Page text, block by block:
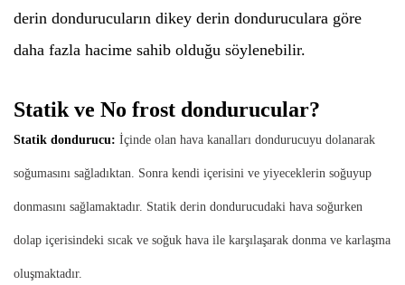
derin dondurucuların dikey derin donduruculara göre
daha fazla hacime sahib olduğu söylenebilir.
Statik ve No frost dondurucular?
Statik dondurucu: İçinde olan hava kanalları dondurucuyu dolanarak
soğumasını sağladıktan. Sonra kendi içerisini ve yiyeceklerin soğuyup
donmasını sağlamaktadır. Statik derin dondurucudaki hava soğurken
dolap içerisindeki sıcak ve soğuk hava ile karşılaşarak donma ve karlaşma
oluşmaktadır.